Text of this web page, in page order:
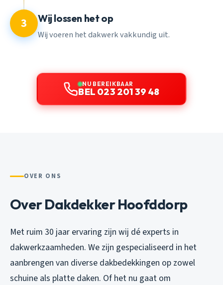
3 Wij lossen het op
Wij voeren het dakwerk vakkundig uit.
NU BEREIKBAAR
BEL 023 201 39 48
OVER ONS
Over Dakdekker Hoofddorp
Met ruim 30 jaar ervaring zijn wij dé experts in
dakwerkzaamheden. We zijn gespecialiseerd in het
aanbrengen van diverse dakbedekkingen op zowel
schuine als platte daken. Of het nu gaat om